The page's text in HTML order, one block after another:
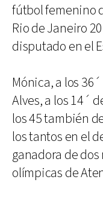
fútbol femenino
Rio de Janeiro
disputado en el
Mónica, a los
Alves, a los 14´
los 45 también
los tantos en el
ganadora de
olímpicas de